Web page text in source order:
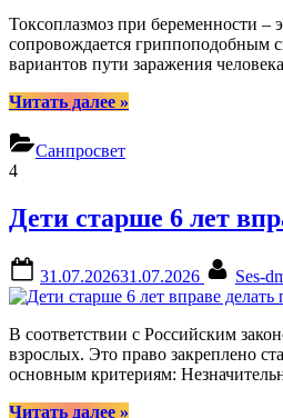
Токсоплазмоз при беременности –
сопровождается гриппоподобным
вариантов пути заражения
Читать далее“Токсоплазмоз.
опасно
с
животными”
»
Санпросвет
4
Дети старше 6 лет
on
31.07.202631.07.2026 Ses-
В соответствии с Российским
взрослых. Это право закреплено
основным критериям:
Читать далее“Дети
»